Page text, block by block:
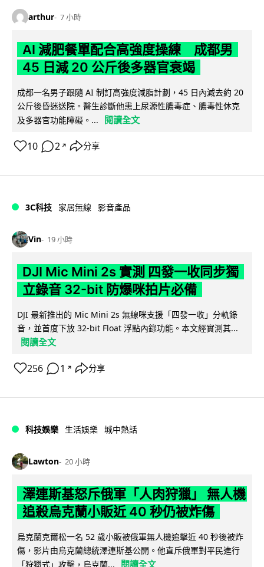
arthur 7 小時
AI 減肥餐單配合高強度操練 成都男
45 日減 20 公斤後多器官衰竭
成都一名男子跟隨 AI 制訂高強度減脂計劃，45 日內減去約 20
公斤後昏迷送院。醫生診斷他患上尿源性膿毒症、膿毒性休克
及多器官功能障礙。...
閱讀全文
10 2 ↗ 分享
3C科技 家居無線 影音產品
Vin 19 小時
DJI Mic Mini 2s 實測 四發一收同步獨
立錄音 32-bit 防爆咪拍片必備
DJI 最新推出的 Mic Mini 2s 無線咪支援「四發一收」分軌錄
音，並首度下放 32-bit Float 浮點內錄功能。本文經實測其...
閱讀全文
256 1 ↗ 分享
科技娛樂 生活娛樂 城中熱話
Lawton 20 小時
澤連斯基怒斥俄軍「人肉狩獵」 無人機
追殺烏克蘭小販近 40 秒仍被炸傷
烏克蘭克爾松一名 52 歲小販被俄軍無人機追擊近 40 秒後被炸
傷，影片由烏克蘭總統澤連斯基公開。他直斥俄軍對平民進行
「狩獵式」攻擊，烏克蘭...
閱讀全文